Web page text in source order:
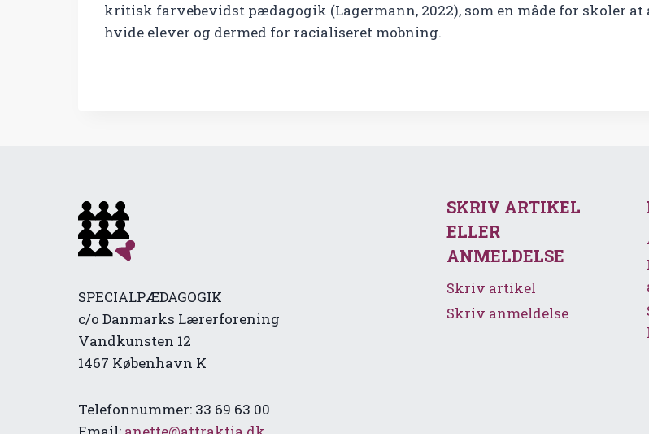
kritisk farvebevidst pædagogik (Lagermann, 2022), som en måde for skoler
hvide elever og dermed for racialiseret mobning.
SPECIALPÆDAGOGIK
c/o Danmarks Lærerforening
Vandkunsten 12
1467 København K
Telefonnummer: 33 69 63 00
SKRIV ARTIKEL
ELLER
ANMELDELSE
Skriv artikel
Skriv anmeldelse